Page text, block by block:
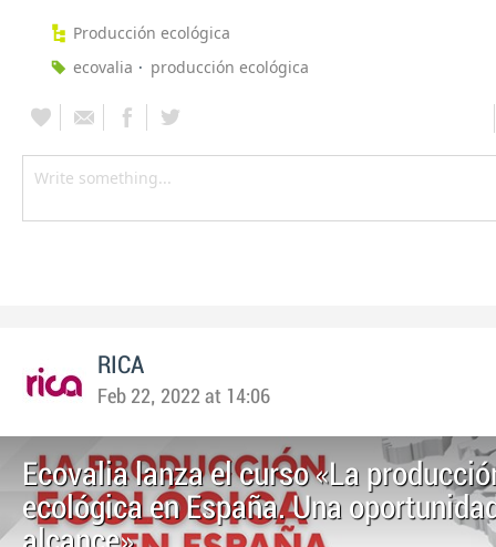
Producción ecológica
ecovalia
producción ecológica
RICA
Feb 22, 2022 at 14:06
Ecovalia lanza el curso «La
ecológica en España. Una